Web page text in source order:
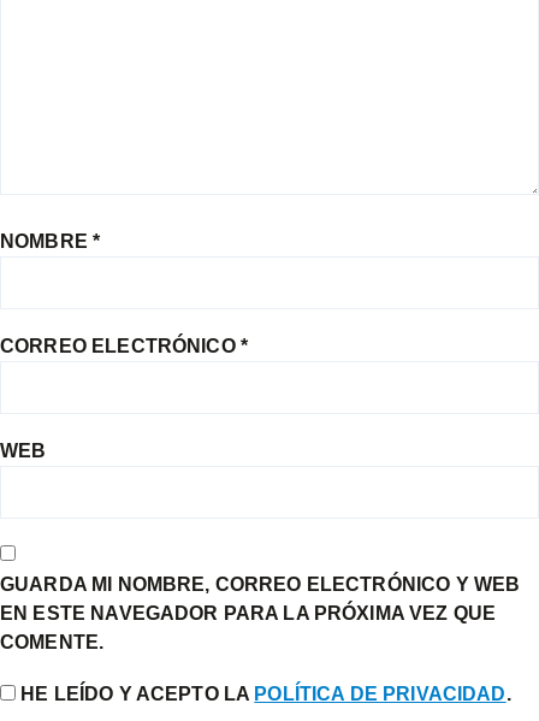
NOMBRE*
CORREO ELECTRÓNICO *
WEB
GUARDA MI NOMBRE, CORREO ELECTRÓNICO Y WEB
EN ESTE NAVEGADOR PARA LA PRÓXIMA VEZ QUE
COMENTE.
HE LEÍDO Y ACEPTO LA POLÍTICA DE PRIVACIDAD.